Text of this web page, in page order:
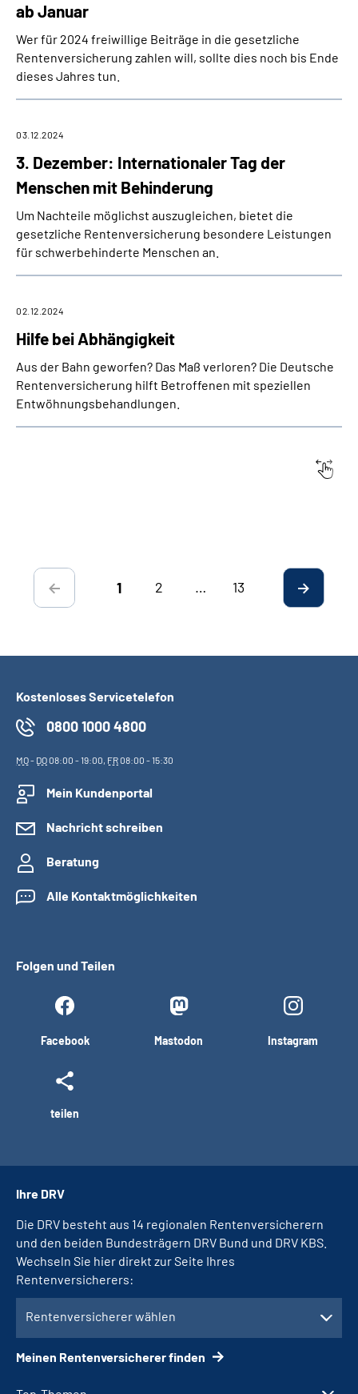
ab Januar
Wer für 2024 freiwillige Beiträge in die gesetzliche
Rentenversicherung zahlen will, sollte dies noch bis Ende
dieses Jahres tun.
3. Dezember: Internationaler Tag der
Menschen mit Behinderung
03.12.2024
Um Nachteile möglichst auszugleichen, bietet die
gesetzliche Rentenversicherung besondere Leistungen
für schwerbehinderte Menschen an.
Hilfe bei Abhängigkeit
02.12.2024
Aus der Bahn geworfen? Das Maß verloren? Die Deutsche
Renten­versicherung hilft Betroffenen mit speziellen
Entwöhnungs­behandlungen.
1 2 … 13
Kostenloses Servicetelefon
0800 1000 4800
MO- DO08:00 - 19:00, FR08:00 - 15:30
Mein Kundenportal
Nachricht schreiben
Beratung
Alle Kontaktmöglichkeiten
Folgen und Teilen
Facebook Mastodon Instagram
teilen
Ihre DRV
Die DRV besteht aus 14 regionalen Rentenversicherern
und den beiden Bundesträgern DRV Bund und DRV KBS.
Wechseln Sie hier direkt zur Seite Ihres
Rentenversicherers:
Rentenversicherer wählen
Meinen Rentenversicherer finden